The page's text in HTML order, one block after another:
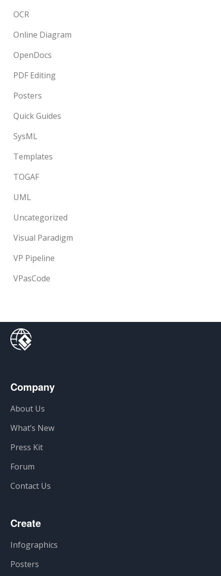
OCR
Online Diagram
OpenDocs
PDF Editing
Posters
Quick Guides
SysML
Templates
TOGAF
UML
Uncategorized
Visual Paradigm
VP Pipeline
VPasCode
Company
About Us
What’s New
Press Kit
Forum
Contact Us
Create
Infographics
Posters